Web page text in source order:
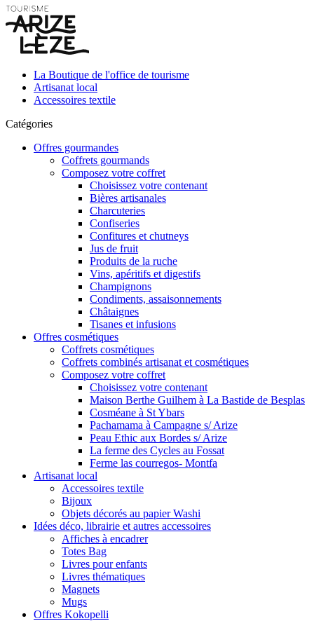
La Boutique de l'office de tourisme
Artisanat local
Accessoires textile
Catégories
Offres gourmandes
Coffrets gourmands
Composez votre coffret
Choisissez votre contenant
Bières artisanales
Charcuteries
Confiseries
Confitures et chutneys
Jus de fruit
Produits de la ruche
Vins, apéritifs et digestifs
Champignons
Condiments, assaisonnements
Châtaignes
Tisanes et infusions
Offres cosmétiques
Coffrets cosmétiques
Coffrets combinés artisanat et cosmétiques
Composez votre coffret
Choisissez votre contenant
Maison Berthe Guilhem à La Bastide de Besplas
Cosméane à St Ybars
Pachamama à Campagne s/ Arize
Peau Ethic aux Bordes s/ Arize
La ferme des Cycles au Fossat
Ferme las courregos- Montfa
Artisanat local
Accessoires textile
Bijoux
Objets décorés au papier Washi
Idées déco, librairie et autres accessoires
Affiches à encadrer
Totes Bag
Livres pour enfants
Livres thématiques
Magnets
Mugs
Offres Kokopelli